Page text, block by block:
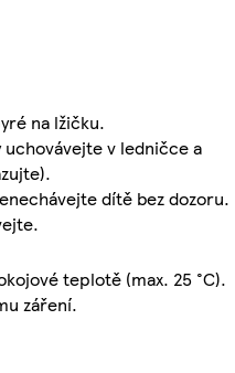
na lžičku.
uchovávejte v ledničce a
dítě bez dozoru.
teplotě (max. 25 °C).
záření.